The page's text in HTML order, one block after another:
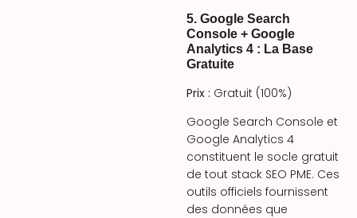
5. Google Search
Console + Google
Analytics 4 : La Base
Gratuite
Prix : Gratuit (100%)
Google Search Console et
Google Analytics 4
constituent le socle gratuit
de tout stack SEO PME. Ces
outils officiels fournissent
des données que